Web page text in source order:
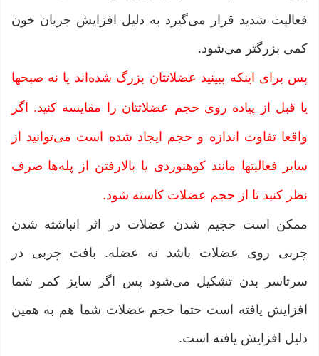
فعالیت شدید قرار می‌گیرد به دلیل افزایش جریان خون
كمی بزرگتر می‌شود.
پس برای اینكه ببینید عضلاتتان بزرگ شده‌اند یا نه صبحها
یا قبل از پیاده روی حجم عضلاتتان را مقایسه كنید. اگر
واقعا تفاوت ‌اندازه و حجم ایجاد شده است می‌توانید از
سایر فعالیتها مانند كوهنوردی یا بالارفتن از پله‌ها صرف
نظر كنید تا از حجم عضلات كاسته شود.
ممكن است حجیم شدن عضلات در اثر انباشته شدن
چربی روی عضلات باشد نه عضله. بافت چربی در
سرتاسر بدن تشكیل می‌شود پس اگر سایز كمر شما
افزایش یافته است حتما حجم عضلات شما هم به همین
دلیل افزایش یافته است.